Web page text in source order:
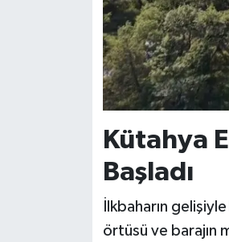
Kütahya
Başladı
İlkbaharın
örtüsü ve barajın